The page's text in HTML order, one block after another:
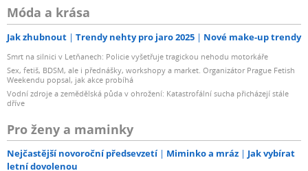
Móda a krása
Jak zhubnout Trendy nehty pro jaro 2025 Nové make-up trendy
Smrt na silnici v Letňanech: Policie vyšetřuje tragickou nehodu motorkáře
Sex, fetiš, BDSM, ale i přednášky, workshopy a market. Organizátor Prague Fetish
Weekendu popsal, jak akce probíhá
Vodní zdroje a zemědělská půda v ohrožení: Katastrofální sucha přicházejí stále
dříve
Pro ženy a maminky
Nejčastější novoroční předsevzetí Miminko a mráz
Jak vybírat
letní dovolenou